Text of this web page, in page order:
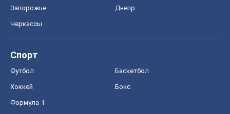
Запорожье Днепр
Черкассы
Спорт
Футбол Баскетбол
Хоккей Бокс
Формула-1